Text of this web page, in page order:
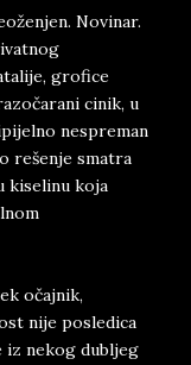
Novinar.
grofice
cinik, u
nespreman
rešenje smatra
kiselinu koja
očajnik,
nije posledica
iz nekog dubljeg